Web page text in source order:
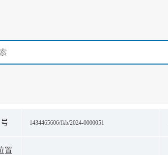
1434465606/fkb/2024-0000051
置